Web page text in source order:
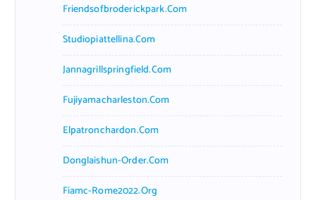
Friendsofbroderickpark.com
Studiopiattellina.com
Jannagrillspringfield.com
Fujiyamacharleston.com
Elpatronchardon.com
Donglaishun-Order.com
Fiamc-Rome2022.org